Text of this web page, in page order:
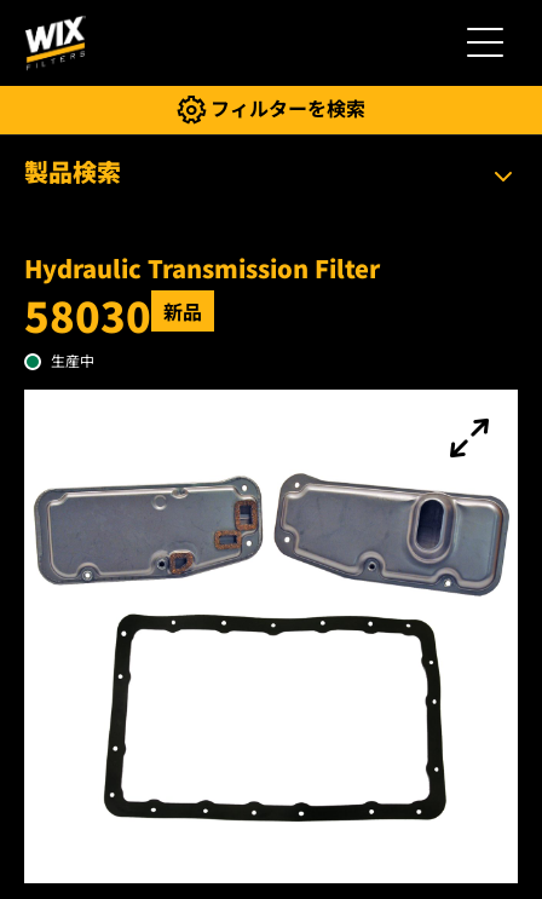
切り替え
フィルターを検索
製品検索
Hydraulic Transmission Filter
58030 新品
生産中